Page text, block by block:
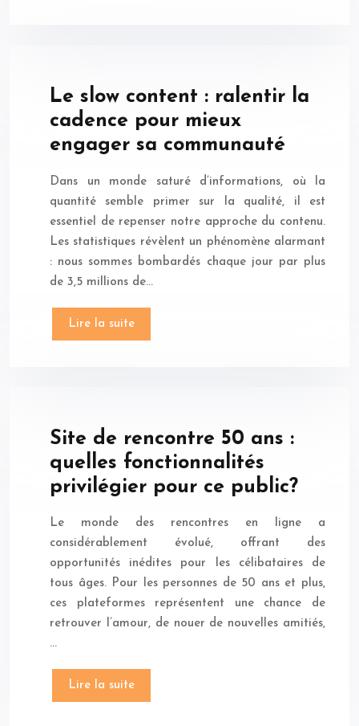
Le slow content : ralentir la
cadence pour mieux
engager sa communauté
Dans un monde saturé d’informations, où la
quantité semble primer sur la qualité, il est
essentiel de repenser notre approche du contenu.
Les statistiques révèlent un phénomène alarmant
: nous sommes bombardés chaque jour par plus
de 3,5 millions de…
Lire la suite
Site de rencontre 50 ans :
quelles fonctionnalités
privilégier pour ce public?
Le monde des rencontres en ligne a
considérablement évolué, offrant des
opportunités inédites pour les célibataires de
tous âges. Pour les personnes de 50 ans et plus,
ces plateformes représentent une chance de
retrouver l’amour, de nouer de nouvelles amitiés,
…
Lire la suite